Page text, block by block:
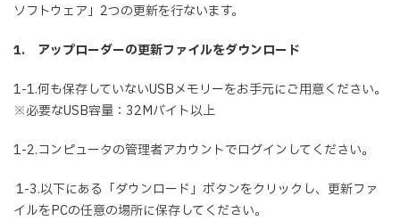
ソフトウェア」2つの更新を行ないます。
1. アップローダーの更新ファイルをダウンロード
1-1.何も保存していないUSBメモリーをお手元にご用意ください。
※必要なUSB容量：32Mバイト以上
1-2.コンピュータの管理者アカウントでログインしてください。
1-3.以下にある「ダウンロード」ボタンをクリックし、更新ファ
イルをPCの任意の場所に保存してください。